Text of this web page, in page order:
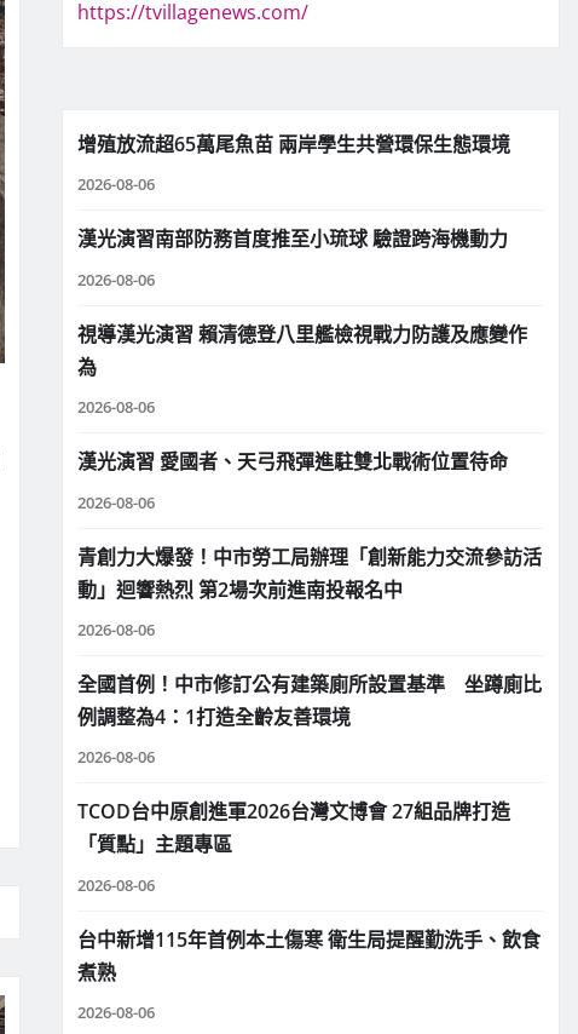
https://tvillagenews.com/
增殖放流超65萬尾魚苗 兩岸學生共營環保生態環境
2026-08-06
漢光演習南部防務首度推至小琉球 驗證跨海機動力
2026-08-06
視導漢光演習 賴清德登八里艦檢視戰力防護及應變作
為
2026-08-06
漢光演習 愛國者、天弓飛彈進駐雙北戰術位置待命
2026-08-06
青創力大爆發！中市勞工局辦理「創新能力交流參訪活
動」迴響熱烈 第2場次前進南投報名中
2026-08-06
全國首例！中市修訂公有建築廁所設置基準 坐蹲廁比
例調整為4：1打造全齡友善環境
2026-08-06
TCOD台中原創進軍2026台灣文博會 27組品牌打造
「質點」主題專區
2026-08-06
台中新增115年首例本土傷寒 衛生局提醒勤洗手、飲食
煮熟
2026-08-06